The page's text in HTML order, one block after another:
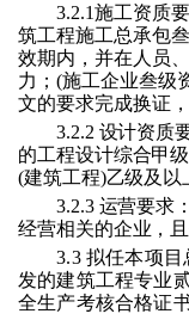
3.2.1 施工资质
筑工程施工总承包叁
效期内，并在人员
力；(施工企业叁级
文的要求完成换证
3.2.2 设计资质
的工程设计综合甲
(建筑工程)乙级及以
3.2.3 运营要求：
经营相关的企业，
3.3 拟任本项
发的建筑工程专业
全生产考核合格证